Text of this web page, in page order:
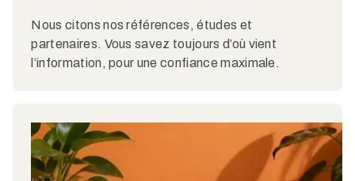
Nous citons nos références, études et
partenaires. Vous savez toujours d’où vient
l’information, pour une confiance maximale.